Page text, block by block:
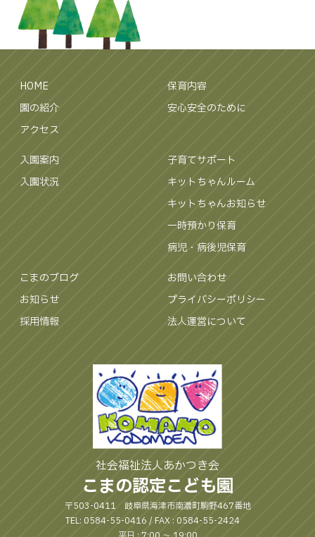
HOME
園の紹介
アクセス
保育内容
安心安全のために
入園案内
入園状況
子育てサポート
キットちゃんルーム
キットちゃんお知らせ
一時預かり保育
病児・病後児保育
こまのブログ
お知らせ
採用情報
お問い合わせ
プライバシーポリシー
法人運営について
社会福祉法人あかつき会
こまの認定こども園
〒503-0411 岐阜県海津市南濃町駒野467番地
TEL: 0584-55-0416 / FAX : 0584-55-2424